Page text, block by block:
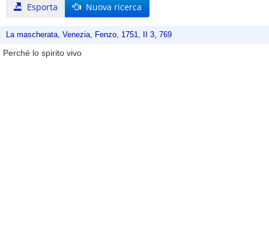
Esporta Nuova ricerca
La mascherata, Venezia, Fenzo, 1751, II 3, 769
Perché lo spirito vivo